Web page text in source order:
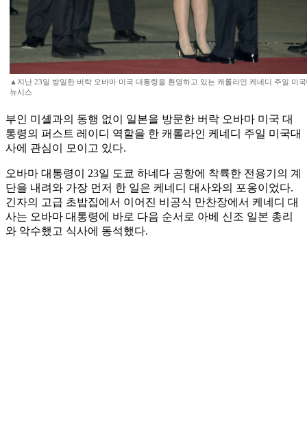
▲지난 23일 방일한 버락 오바마 미국 대통령을 환영하고 있는 캐롤라인 케네디 주일 미
뉴시스
부인 미셸과의 동행 없이 일본을 방문한 버락 오바마 미국 대
통령의 퍼스트 레이디 역할을 한 캐롤라인 케네디 주일 미국대
사에 관심이 모이고 있다.
오바마 대통령이 23일 도쿄 하네다 공항에 착륙한 전용기의 계
단을 내려와 가장 먼저 한 일은 케네디 대사와의 포옹이었다.
긴자의 고급 초밥집에서 이어진 비공식 만찬장에서 케네디 대
사는 오바마 대통령에 바로 다음 순서로 아베 신조 일본 총리
와 악수했고 식사에 동석했다.